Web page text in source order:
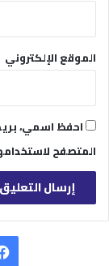
الموقع الإلكتروني
احفظ اسمي،
المتصفح